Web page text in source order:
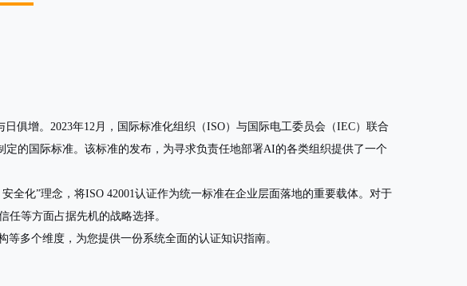
俱增。2023年12月，国际标准化组织（ISO）与国际电工委员会（IEC）联合
定的国际标准。该标准的发布，为寻求负责任地部署AI的各类组织提供了一个
全化”理念，将ISO 42001认证作为统一标准在企业层面落地的重要载体。对于
任等方面占据先机的战略选择。
多个维度，为您提供一份系统全面的认证知识指南。